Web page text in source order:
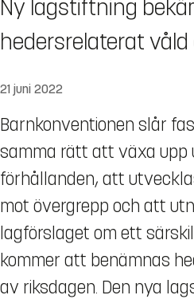
Ny lagstiftning
hedersrelaterat
21 juni 2022
Barnkonventionen slår
samma rätt att växa upp
förhållanden, att
mot övergrepp och att
lagförslaget om ett
kommer att benämnas
av riksdagen. Den nya